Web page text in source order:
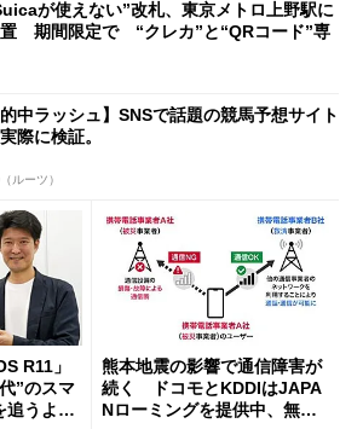
が使えない”改札、東京メトロ上野駅に
期間限定で “クレカ”と“QRコード”専
的中ラッシュ】SNSで話題の競馬予想サイト
際に検証。
ルーツ）
R11」
”のスマ
うより
熊本地震の影響で通信障害が
続く ドコモとKDDIはJAPA
Nローミングを提供中、無料